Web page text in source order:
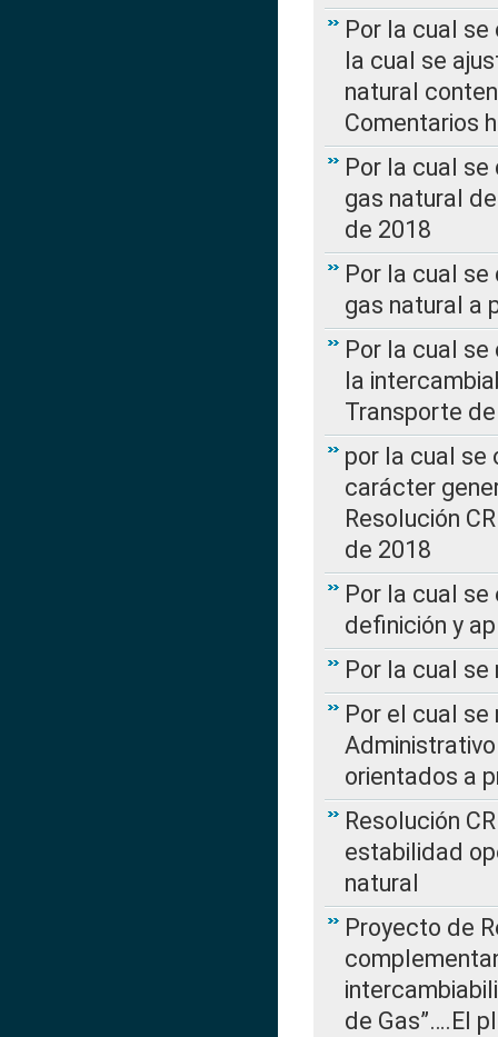
Por la cual se
la cual se
natural
Comentarios
Por la cual
gas natural
de 2018
Por la cual
gas natural a
Por la cual
la
Transporte
por la cual se
carácter
Resolución
de 2018
Por la cual
definición y
Por la cual
Por el cual
orientados a
Resolución
estabilidad
natural
Proyecto de
de Gas”….El